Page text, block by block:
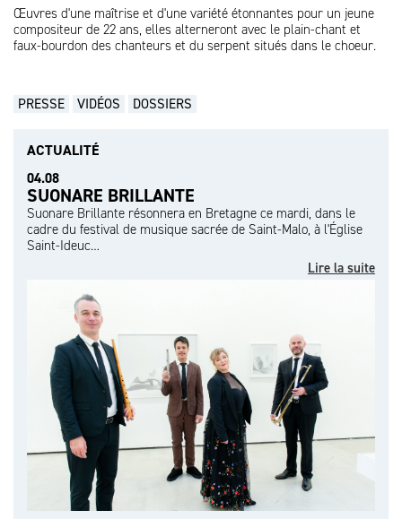
Œuvres d'une maîtrise et d'une variété étonnantes pour un jeune
compositeur de 22 ans, elles alterneront avec le plain-chant et
faux-bourdon des chanteurs et du serpent situés dans le choeur.
PRESSE VIDÉOS DOSSIERS
ACTUALITÉ
04.08
SUONARE BRILLANTE
Suonare Brillante résonnera en Bretagne ce mardi, dans le
cadre du festival de musique sacrée de Saint-Malo, à l'Église
Saint-Ideuc…
Lire la suite